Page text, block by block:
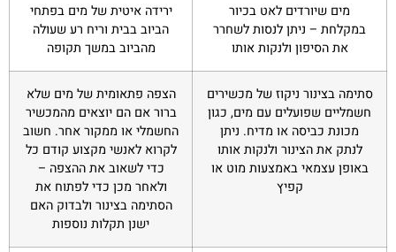
מים שיורדים לאט בכיור
במקלחת – ניתן לנסות לשחרר
את הסיפון ולנקות אותו
ירידה איטית של מים בפתחי
הביוב בבית וריח רע שעולה
מהביוב במשך תקופה
סתימה בצינור ניקוז של מכשירים
חשמליים שפועלים עם מים, כגון
מכונת כביסה או מדיח. ניתן
לנתק את הצינור ולנקות אותו
באופן עצמאי באמצעות מוט או
קפיץ
הצפה פתאומית של מים שלא
ברור אם הם יוצאים מהמכשיר
החשמלי או ממקור אחר. חשוב
לקרוא לאנשי מקצוע קודם כל
כדי לשאוב את ההצפה –
ולאחר מכן כדי לפתוח את
הסתימה בצינור ולבדוק האם
ישנן תקלות נוספות